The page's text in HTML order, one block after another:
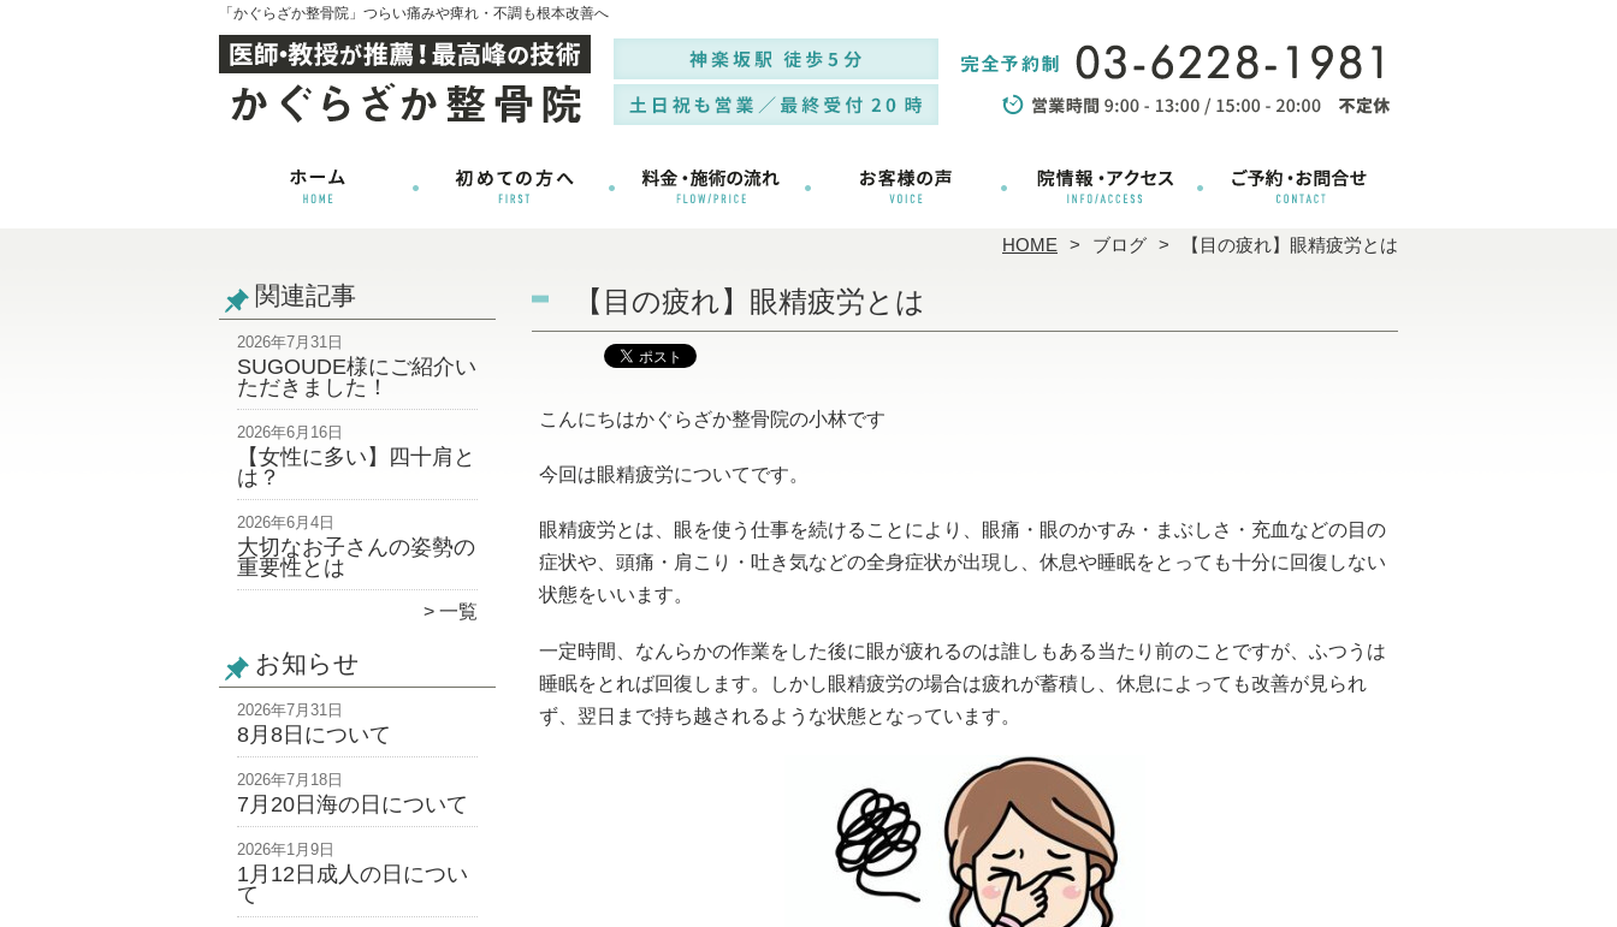
「かぐらざか整骨院」つらい痛みや痺れ・不調も根本改善へ
HOME ブログ 【目の疲れ】眼精疲労とは
関連記事
2026年7月31日
SUGOUDE様にご紹介い
ただきました！
2026年6月16日
【女性に多い】四十肩と
は？
2026年6月4日
大切なお子さんの姿勢の
重要性とは
一覧
お知らせ
2026年7月31日
8月8日について
2026年7月18日
7月20日海の日について
2026年1月9日
1月12日成人の日につい
て
【目の疲れ】眼精疲労とは
こんにちはかぐらざか整骨院の小林です
今回は眼精疲労についてです。
眼精疲労とは、眼を使う仕事を続けることにより、眼痛・眼のかすみ・まぶしさ・充血などの目の
症状や、頭痛・肩こり・吐き気などの全身症状が出現し、休息や睡眠をとっても十分に回復しない
状態をいいます。
一定時間、なんらかの作業をした後に眼が疲れるのは誰しもある当たり前のことですが、ふつうは
睡眠をとれば回復します。しかし眼精疲労の場合は疲れが蓄積し、休息によっても改善が見られ
ず、翌日まで持ち越されるような状態となっています。